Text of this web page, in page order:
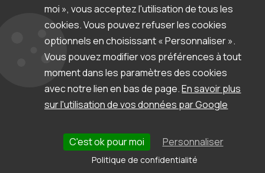
Newsletter
Documentation et autres ressources
Copyright © Flexio.
Politique de confidentialité
Contact
moi », vous acceptez l'utilisation de tous les
cookies. Vous pouvez refuser les cookies
optionnels en choisissant « Personnaliser ».
Vous pouvez modifier vos préférences à tout
moment dans les paramètres des cookies
avec notre lien en bas de page.En savoir plus
sur l'utilisation de vos données par Google
C'est ok pour moi Personnaliser
Politique de confidentialité